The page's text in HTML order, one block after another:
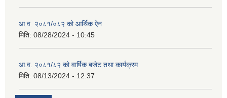
आ.व. २०८१/०८२ को आर्थिक ऐन
मिति: 08/28/2024 - 10:45
आ.व. २०८१/८२ को वार्षिक बजेट तथा कार्यक्रम
मिति: 08/13/2024 - 12:37